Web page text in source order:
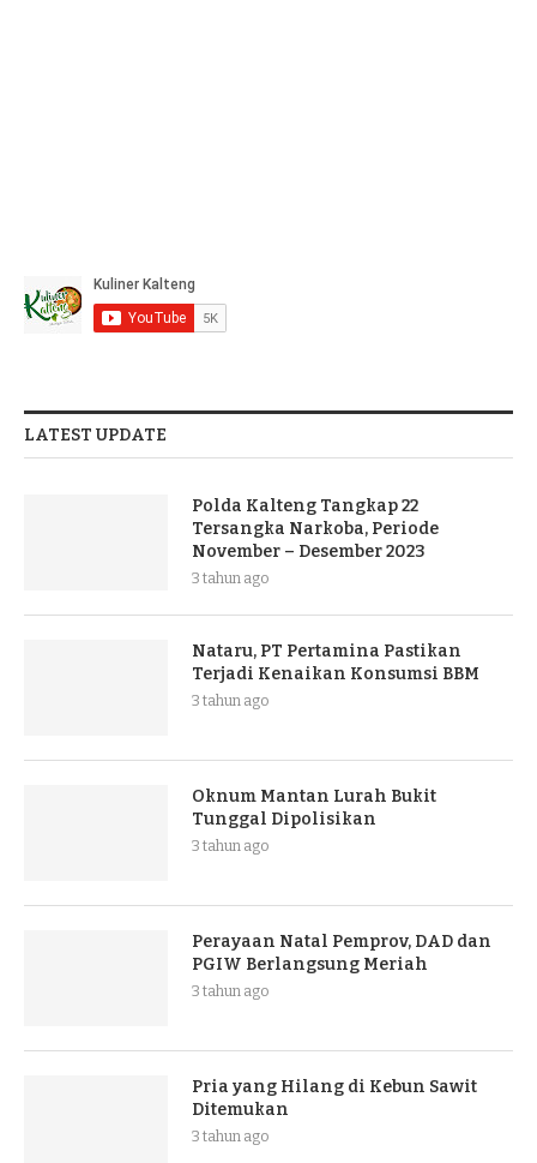
LATEST UPDATE
Polda Kalteng Tangkap 22
Tersangka Narkoba, Periode
November – Desember 2023
3 tahun ago
Nataru, PT Pertamina Pastikan
Terjadi Kenaikan Konsumsi BBM
3 tahun ago
Oknum Mantan Lurah Bukit
Tunggal Dipolisikan
3 tahun ago
Perayaan Natal Pemprov, DAD dan
PGIW Berlangsung Meriah
3 tahun ago
Pria yang Hilang di Kebun Sawit
Ditemukan
3 tahun ago